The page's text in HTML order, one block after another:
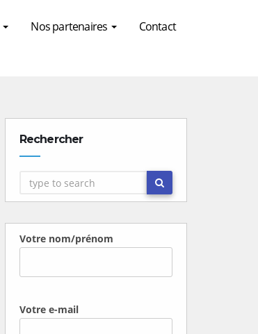
Nos partenaires Contact
Rechercher
Votre nom/prénom
Votre e-mail